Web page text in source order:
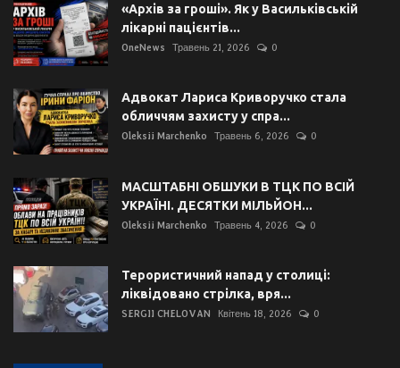
«Архів за гроші». Як у Васильківській
лікарні пацієнтів...
OneNews Травень 21, 2026 0
Адвокат Лариса Криворучко стала
обличчям захисту у спра...
Oleksii Marchenko Травень 6, 2026 0
МАСШТАБНІ ОБШУКИ В ТЦК ПО ВСІЙ
УКРАЇНІ. ДЕСЯТКИ МІЛЬЙОН...
Oleksii Marchenko Травень 4, 2026 0
Терористичний напад у столиці:
ліквідовано стрілка, вря...
SERGII CHELOVAN Квітень 18, 2026 0